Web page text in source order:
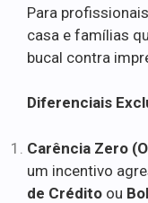
Para
casa e famílias
bucal contra
Diferenciais
Carência Zero
um incentivo
de Crédito ou